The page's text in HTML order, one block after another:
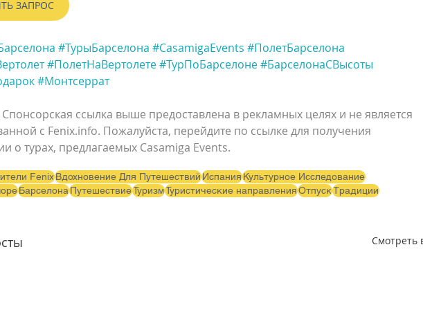
ЗАПРОС
#ТурыБарселона #CasamigaEvents #ПолетБарселона
#ПолетНаВертолете#ТурПоБарселоне#БарселонаСВысоты
#Монтсеррат
Спонсорская ссылка выше предоставлена в рекламных целях и не является
с Fenix.info. Пожалуйста, перейдите по ссылке для получения
о турах, предлагаемых Casamiga Events.
FenixВдохновение Для ПутешествийИспанияКультурное Исследование
БарселонаПутешествиеТуризмТуристические направленияОтпускТрадиции
Смотреть